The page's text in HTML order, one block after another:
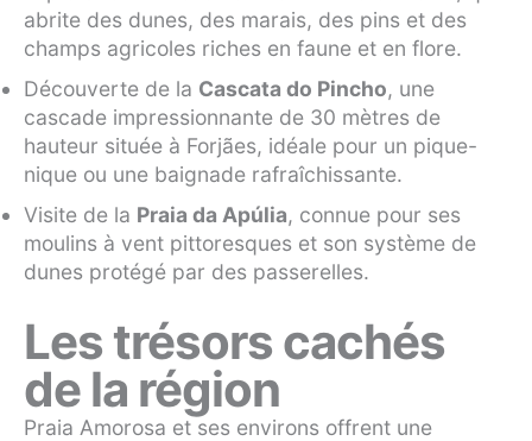
abrite des dunes, des marais, des pins et des
champs agricoles riches en faune et en flore.
Découverte de la Cascata do Pincho, une
cascade impressionnante de 30 mètres de
hauteur située à Forjães, idéale pour un pique-
nique ou une baignade rafraîchissante.
Visite de la Praia da Apúlia, connue pour ses
moulins à vent pittoresques et son système de
dunes protégé par des passerelles.
Les trésors cachés
de la région
Praia Amorosa et ses environs offrent une